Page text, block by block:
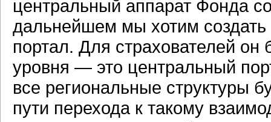
центральный аппарат Фонда
дальнейшем мы хотим
портал. Для страхователей
уровня — это центральный
все региональные структуры
пути перехода к такому